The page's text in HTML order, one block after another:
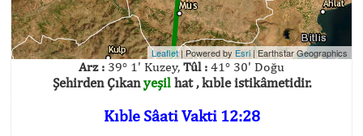
Leaflet| Powered by Esri |Earthstar Geographics
Arz : 39° 1' Kuzey, Tûl : 41° 30' Doğu
Şehirden Çıkanyeşilhat , kıble istikâmetidir.
Kıble Sâati Vakti 12:28